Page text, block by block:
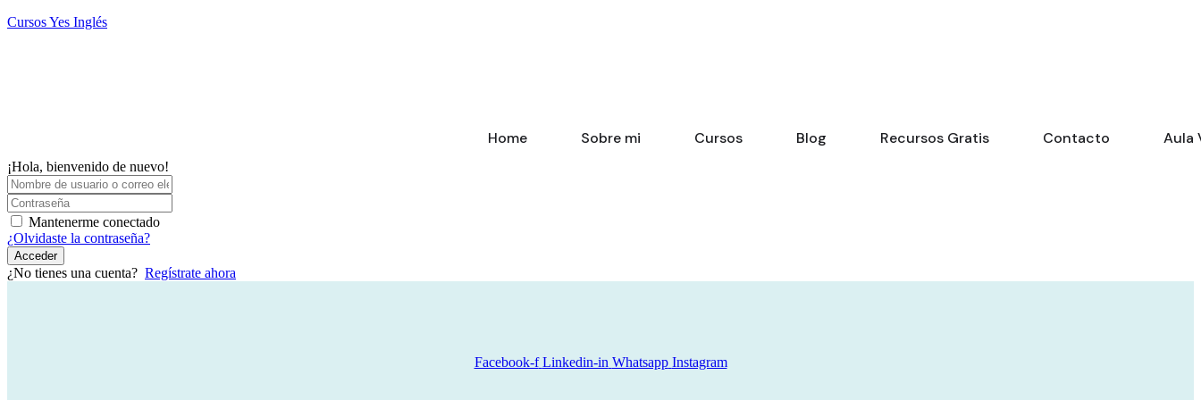
Saltar
Cursos Yes Inglés
Home Sobre mi Cursos Blog Recursos Gratis Contacto Aula
¡Hola, bienvenido de nuevo!
Mantenerme conectado
¿Olvidaste la contraseña?
Acceder
¿No tienes una cuenta? Regístrate ahora
Facebook-f Linkedin-in Whatsapp Instagram